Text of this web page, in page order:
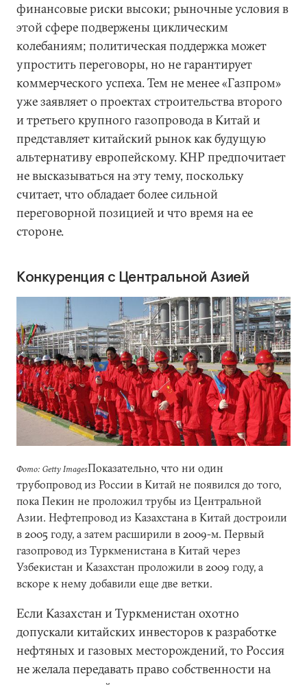
финансовые риски высоки; рыночные условия в
этой сфере подвержены циклическим
колебаниям; политическая поддержка может
упростить переговоры, но не гарантирует
коммерческого успеха. Тем не менее «Газпром»
уже заявляет о проектах строительства второго
и третьего крупного газопровода в Китай и
представляет китайский рынок как будущую
альтернативу европейскому. КНР предпочитает
не высказываться на эту тему, поскольку
считает, что обладает более сильной
переговорной позицией и что время на ее
стороне.
Конкуренция с Центральной Азией
Фото: Getty ImagesПоказательно, что ни один
трубопровод из России в Китай не появился до того,
пока Пекин не проложил трубы из Центральной
Азии. Нефтепровод из Казахстана в Китай достроили
в 2005 году, а затем расширили в 2009-м. Первый
газопровод из Туркменистана в Китай через
Узбекистан и Казахстан проложили в 2009 году, а
вскоре к нему добавили еще две ветки.
Если Казахстан и Туркменистан охотно
допускали китайских инвесторов к разработке
нефтяных и газовых месторождений, то Россия
не желала передавать право собственности на